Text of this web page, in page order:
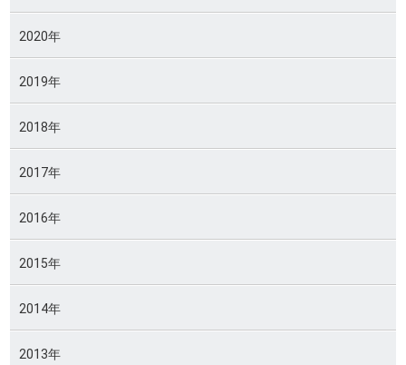
2020年
2019年
2018年
2017年
2016年
2015年
2014年
2013年